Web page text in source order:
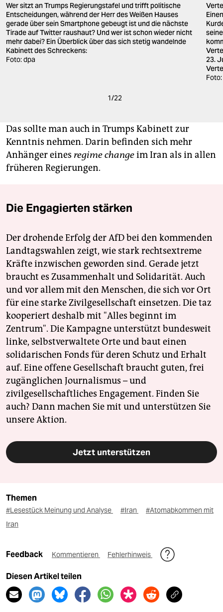
Wer sitzt an Trumps Regierungstafel und trifft politische
Entscheidungen, während der Herr des Weißen Hauses
gerade über sein Smartphone gebeugt ist und die nächste
Tirade auf Twitter raushaut? Und wer ist schon wieder nicht
mehr dabei? Ein Überblick über das sich stetig wandelnde
Kabinett des Schreckens:
Foto: dpa
23.
1/22
Das sollte man auch in Trumps Kabinett zur
Kenntnis nehmen. Darin befinden sich mehr
Anhänger eines regime changeim Iran als in allen
früheren Regierungen.
Die Engagierten stärken
Der drohende Erfolg der AfD bei den kommenden
Landtagswahlen zeigt, wie stark rechtsextreme
Kräfte inzwischen geworden sind. Gerade jetzt
braucht es Zusammenhalt und Solidarität. Auch
und vor allem mit den Menschen, die sich vor Ort
für eine starke Zivilgesellschaft einsetzen. Die taz
kooperiert deshalb mit "Alles beginnt im
Zentrum". Die Kampagne unterstützt bundesweit
linke, selbstverwaltete Orte und baut einen
solidarischen Fonds für deren Schutz und Erhalt
auf. Eine offene Gesellschaft braucht guten, frei
zugänglichen Journalismus – und
zivilgesellschaftliches Engagement. Finden Sie
auch? Dann machen Sie mit und unterstützen Sie
unsere Aktion.
Jetzt unterstützen
Themen
#Lesestück Meinung und Analyse #Iran
#Atomabkommen mit
Iran
Feedback Kommentieren Fehlerhinweis
Diesen Artikel teilen